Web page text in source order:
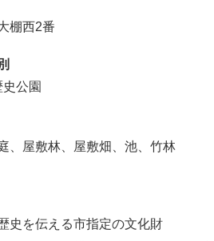
棚西2番
公園
、屋敷林、屋敷畑、池、竹林
史を伝える市指定の文化財